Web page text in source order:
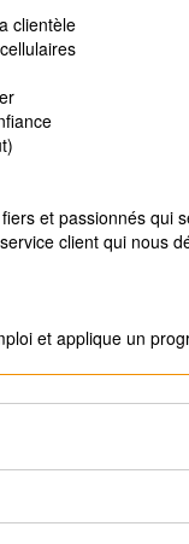
clientèle
et passionnés
client qui nous
et applique un